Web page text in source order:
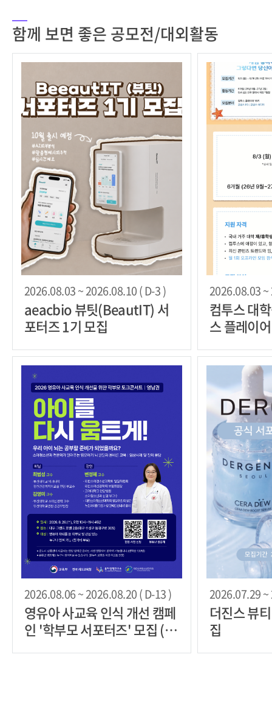
함께 보면 좋은 공모전/대외활동
2026.08.03 ~ 2026.08.10 ( D-3 )
aeacbio 뷰팃(BeautIT) 서
포터즈 1기 모집
2026.08.03 ~
컴투스 대
스 플레이
2026.08.06 ~ 2026.08.20 ( D-13 )
영유아 사교육 인식 개선 캠페
인 '학부모 서포터즈' 모집 (영
2026.07.29 ~
더진스 뷰
집